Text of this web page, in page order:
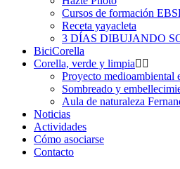
Cursos de formación
Receta yayacleta
3 DÍAS DIBUJANDO
BiciCorella
Corella, verde y limpia
Proyecto medioambiental
Sombreado y
Aula de naturaleza
Noticias
Actividades
Cómo asociarse
Contacto